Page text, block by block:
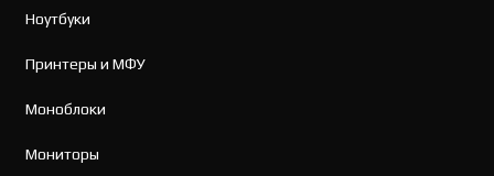
Ноутбуки
Принтеры и МФУ
Моноблоки
Мониторы